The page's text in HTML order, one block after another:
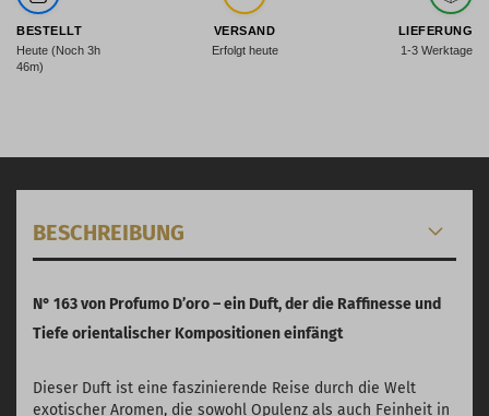
BESTELLT
Heute (Noch 3h
46m)
VERSAND
Erfolgt heute
LIEFERUNG
1-3 Werktage
BESCHREIBUNG
N° 163 von Profumo D’oro – ein Duft, der die Raffinesse und
Tiefe orientalischer Kompositionen einfängt
Dieser Duft ist eine faszinierende Reise durch die Welt
exotischer Aromen, die sowohl Opulenz als auch Feinheit in